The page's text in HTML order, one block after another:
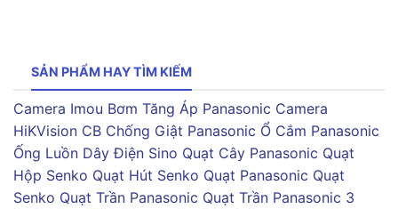
SẢN PHẨM HAY TÌM KIẾM
Camera Imou Bơm Tăng Áp Panasonic Camera
HiKVision CB Chống Giật Panasonic Ổ Cắm Panasonic
Ống Luồn Dây Điện Sino Quạt Cây Panasonic Quạt
Hộp Senko Quạt Hút Senko Quạt Panasonic Quạt
Senko Quạt Trần Panasonic Quạt Trần Panasonic 3